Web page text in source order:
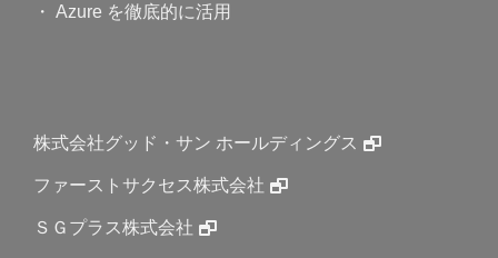
・ Azure を徹底的に活用
株式会社グッド・サン ホールディングス
ファーストサクセス株式会社
ＳＧプラス株式会社